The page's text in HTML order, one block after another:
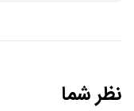
نظر شما